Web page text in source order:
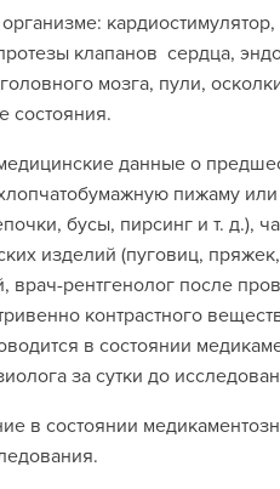
клапанов сердца,
мозга, пули,
состояния.
данные о
пижаму
бусы, пирсинг и т. д.),
изделий (пуговиц,
рентгенолог после
контрастного
в состоянии
за сутки до
в состоянии